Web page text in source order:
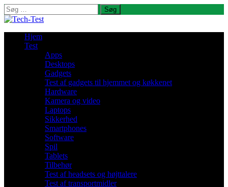
Søg
efter:
Hjem
Test
Apps
Desktops
Gadgets
Test af gadgets til hjemmet og køkkenet
Hardware
Kamera og video
Laptops
Sikkerhed
Smartphones
Software
Spil
Tablets
Tilbehør
Test af headsets og højttalere
Test af transportmidler